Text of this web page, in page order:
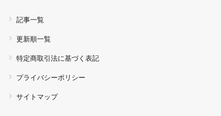
記事一覧
更新順一覧
特定商取引法に基づく表記
プライバシーポリシー
サイトマップ